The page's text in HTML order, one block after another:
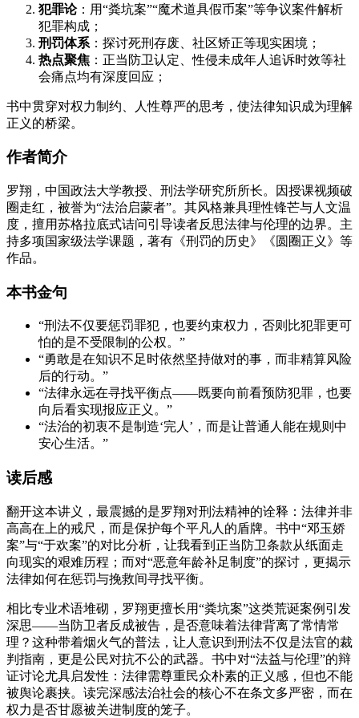
犯罪论：用“粪坑案”“魔术道具假币案”等争议案件解析
犯罪构成；
刑罚体系 ：探讨死刑存废、社区矫正等现实困境；
热点聚焦 ：正当防卫认定、性侵未成年人追诉时效等社
会痛点均有深度回应；
书中贯穿对权力制约、人性尊严的思考，使法律知识成为理解
正义的桥梁。
作者简介
罗翔，中国政法大学教授、刑法学研究所所长。因授课视频破
圈走红，被誉为“法治启蒙者”。其风格兼具理性锋芒与人文温
度，擅用苏格拉底式诘问引导读者反思法律与伦理的边界。主
持多项国家级法学课题，著有《刑罚的历史》《圆圈正义》等
作品。
本书金句
“刑法不仅要惩罚罪犯，也要约束权力，否则比犯罪更可
怕的是不受限制的公权。”
“勇敢是在知识不足时依然坚持做对的事，而非精算风险
后的行动。”
“法律永远在寻找平衡点——既要向前看预防犯罪，也要
向后看实现报应正义。”
“法治的初衷不是制造‘完人’，而是让普通人能在规则中
安心生活。”
读后感
翻开这本讲义，最震撼的是罗翔对刑法精神的诠释：法律并非
高高在上的戒尺，而是保护每个平凡人的盾牌。书中“邓玉娇
案”与“于欢案”的对比分析，让我看到正当防卫条款从纸面走
向现实的艰难历程；而对“恶意年龄补足制度”的探讨，更揭示
法律如何在惩罚与挽救间寻找平衡。
相比专业术语堆砌，罗翔更擅长用“粪坑案”这类荒诞案例引发
深思——当防卫者反成被告，是否意味着法律背离了常情常
理？这种带着烟火气的普法，让人意识到刑法不仅是法官的裁
判指南，更是公民对抗不公的武器。书中对“法益与伦理”的辩
证讨论尤具启发性：法律需尊重民众朴素的正义感，但也不能
被舆论裹挟。读完深感法治社会的核心不在条文多严密，而在
权力是否甘愿被关进制度的笼子。